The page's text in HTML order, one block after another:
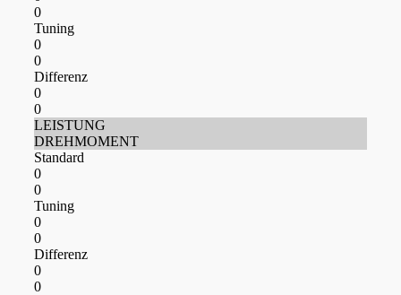
0
Tuning
0
0
Differenz
0
0
LEISTUNG
DREHMOMENT
Standard
0
0
Tuning
0
0
Differenz
0
0